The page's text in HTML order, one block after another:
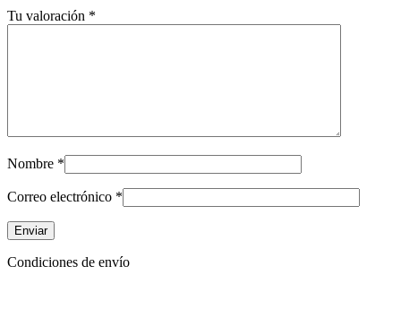
Tu valoración *
Nombre *
Correo electrónico *
Condiciones de envío